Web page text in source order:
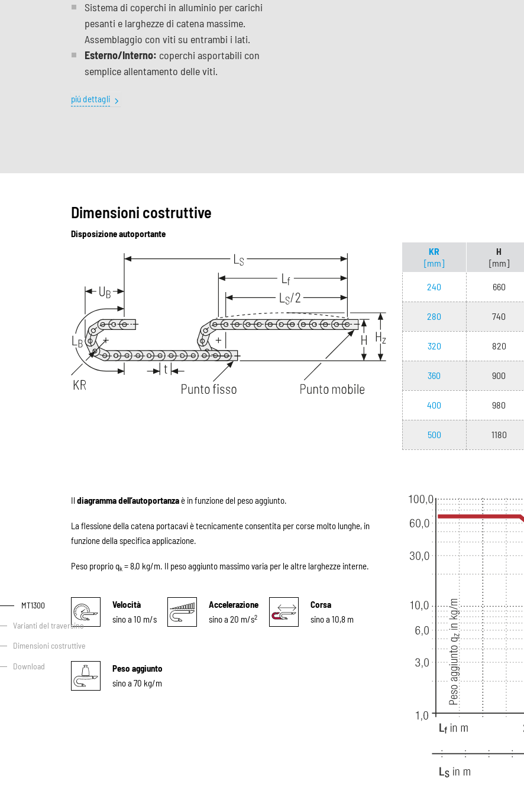
MT1300
Varianti del traversino
Dimensioni costruttive
Download
Sistema di coperchi in alluminio per carichi
pesanti e larghezze di catena massime.
Assemblaggio con viti su entrambi i lati.
Esterno/Interno: coperchi asportabili con
semplice allentamento delle viti.
piú dettagli
Dimensioni costruttive
Disposizione autoportante
KR
[mm]
H
[mm]
240 660
280 740
320 820
360 900
400 980
500 1180
Il diagramma dell’autoportanzaè in funzione del peso aggiunto.
La flessione della catena portacavi è tecnicamente consentita per corse molto lunghe, in
funzione della specifica applicazione.
Peso proprio qk= 8,0 kg/m. Il peso aggiunto massimo varia per le altre larghezze interne.
Velocità
sino a 10 m/s
Accelerazione
sino a 20 m/s2
Corsa
sino a 10,8 m
Peso aggiunto
sino a 70 kg/m